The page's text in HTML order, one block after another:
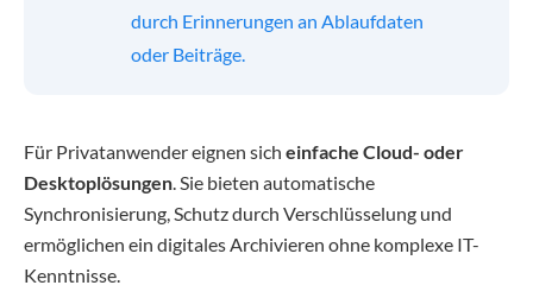
durch Erinnerungen an Ablaufdaten
oder Beiträge.
Für Privatanwender eignen sich einfache Cloud- oder
Desktoplösungen . Sie bieten automatische
Synchronisierung, Schutz durch Verschlüsselung und
ermöglichen ein digitales Archivieren ohne komplexe IT-
Kenntnisse.